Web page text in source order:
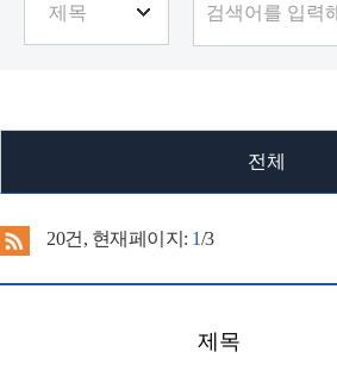
전체
20건, 현재페이지: 1/3
제목